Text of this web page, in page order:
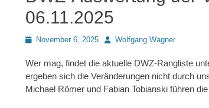
06.11.2025
PostedNovember 6, 2025 AutorWolfgang Wagner
Wer mag, findet die aktuelle DWZ-Rangliste
ergeben sich die Veränderungen nicht durch
Michael Römer und Fabian Tobianski führen